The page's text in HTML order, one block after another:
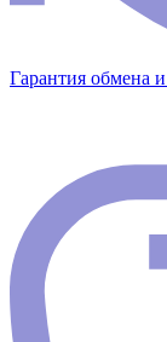
Гарантия обмена и